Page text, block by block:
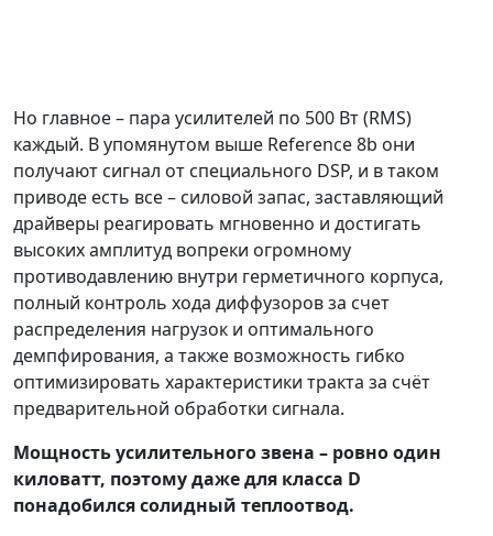
Но главное – пара усилителей по 500 Вт (RMS)
каждый. В упомянутом выше Reference 8b они
получают сигнал от специального DSP, и в таком
приводе есть все – силовой запас, заставляющий
драйверы реагировать мгновенно и достигать
высоких амплитуд вопреки огромному
противодавлению внутри герметичного корпуса,
полный контроль хода диффузоров за счет
распределения нагрузок и оптимального
демпфирования, а также возможность гибко
оптимизировать характеристики тракта за счёт
предварительной обработки сигнала.
Мощность усилительного звена – ровно один
киловатт, поэтому даже для класса D
понадобился солидный теплоотвод.